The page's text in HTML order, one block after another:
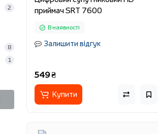
2
8
1
приймач SRT 7600
В наявності
Залишити відгук
549 ₴
Купити